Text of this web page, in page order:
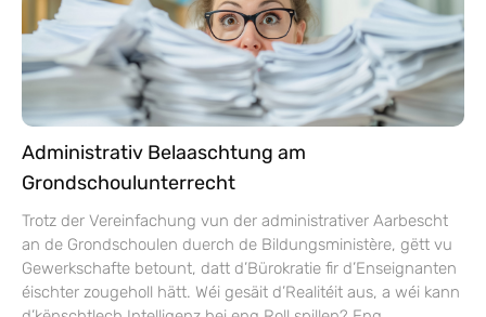
Administrativ Belaaschtung am
Grondschoulunterrecht
Trotz der Vereinfachung vun der administrativer Aarbescht
an de Grondschoulen duerch de Bildungsministère, gëtt vu
Gewerkschafte betount, datt d’Bürokratie fir d’Enseignanten
éischter zougeholl hätt. Wéi gesäit d’Realitéit aus, a wéi kann